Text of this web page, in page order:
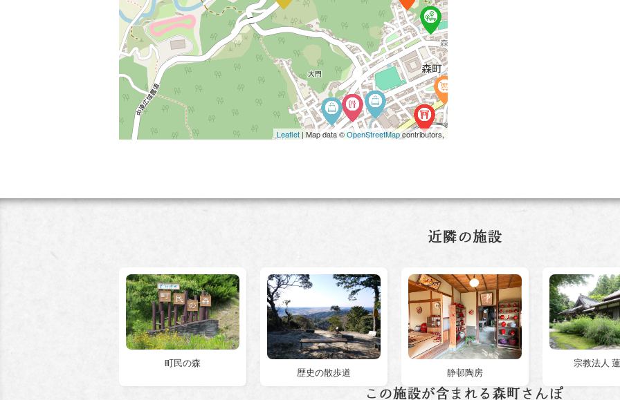
Leaflet | Map data ©OpenStreetMapcontributors,
町民の森
歴史の散歩道
静邨陶房
宗教法人